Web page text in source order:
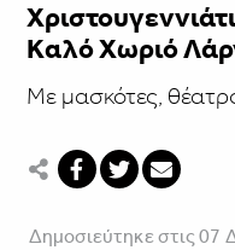
Kαλό Χωριό
Με μασκότες,
Δημοσιεύτηκε στις 07